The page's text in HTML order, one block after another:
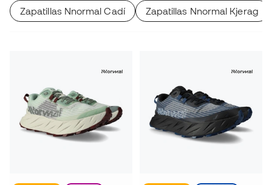
Zapatillas Nnormal Cadí Zapatillas Nnormal Kjerag